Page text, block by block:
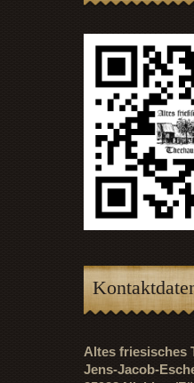
Altes friesisches
Jens-Jacob-